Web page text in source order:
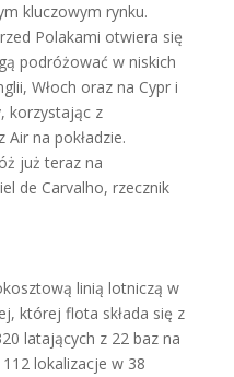
kluczowym rynku.
Polakami otwiera się
podróżować w niskich
Włoch oraz na Cypr i
korzystając z
Air na pokładzie.
już teraz na
de Carvalho, rzecznik
linią lotniczą w
której flota składa się z
latających z 22 baz na
lokalizacje w 38